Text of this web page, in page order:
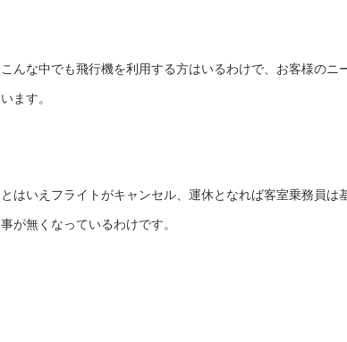
こんな中でも飛行機を利用する方はいるわけで、お客様の
います。
とはいえフライトがキャンセル、運休となれば客室乗務員
事が無くなっているわけです。